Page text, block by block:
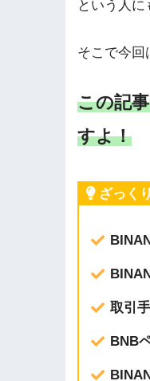
という人に
そこで今回
この記
すよ！
ざっく
取引
BNB